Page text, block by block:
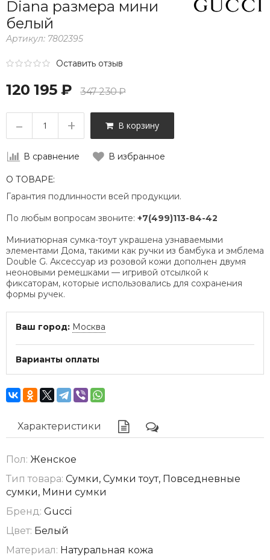
Diana размера мини
белый
Артикул: 7802395
Оставить отзыв
120 195 ₽ 347 230 ₽
– + В корзину
В сравнение В избранное
О ТОВАРЕ:
Гарантия подлинности всей продукции.
По любым вопросам звоните: +7(499)113-84-42
Миниатюрная сумка-тоут украшена узнаваемыми
элементами Дома, такими как ручки из бамбука и эмблема
Double G. Аксессуар из розовой кожи дополнен двумя
неоновыми ремешками — игривой отсылкой к
фиксаторам, которые использовались для сохранения
формы ручек.
Ваш город: Москва
Варианты оплаты
Характеристики
Пол: Женское
Тип товара: Сумки, Сумки тоут, Повседневные
сумки, Мини сумки
Бренд: Gucci
Цвет: Белый
Материал: Натуральная кожа